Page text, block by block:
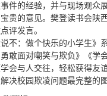
件的经验，并与现场观众
贵的意见。樊登读书会陕
评发言。
说不：做个快乐的小学生》
勇敢面对嘲笑与欺负》《学
会与人交往，轻松获得友
决校园欺凌问题最完整的图